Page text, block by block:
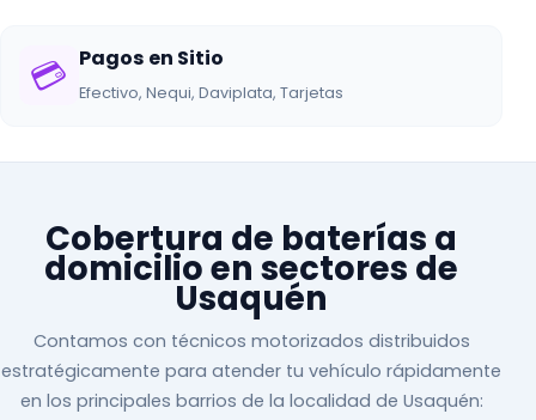
💳 Pagos en Sitio
Efectivo, Nequi, Daviplata, Tarjetas
Cobertura de baterías a
domicilio en sectores de
Usaquén
Contamos con técnicos motorizados distribuidos
estratégicamente para atender tu vehículo rápidamente
en los principales barrios de la localidad de Usaquén: